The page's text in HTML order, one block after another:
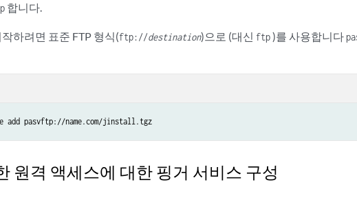
합니다.
하려면 표준 FTP 형식(ftp://destination)으로 (대신 ftp)를 사용합니다
add pasvftp://name.com/jinstall.tgz
원격 액세스에 대한 핑거 서비스 구성